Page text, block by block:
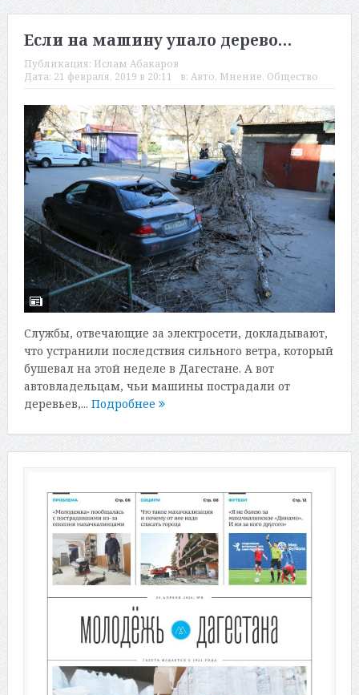
Если на машину упало дерево…
Публикация: Ислам Абакаров
Дата: 21 февраля, 2019 в 20:11 в: Авто, Мнение, Общество
Службы, отвечающие за электросети, докладывают,
что устранили последствия сильного ветра, который
бушевал на этой неделе в Дагестане. А вот
автовладельцам, чьи машины пострадали от
деревьев,... Подробнее